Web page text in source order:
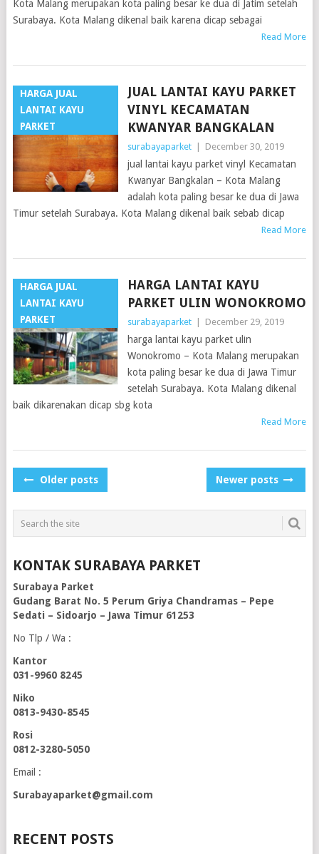
Kota Malang merupakan kota paling besar ke dua di Jatim setelah
Surabaya. Kota Malang dikenal baik karena dicap sebagai
Read More
HARGA JUAL
LANTAI KAYU
PARKET
JUAL LANTAI KAYU PARKET
VINYL KECAMATAN
KWANYAR BANGKALAN
surabayaparket December 30, 2019
jual lantai kayu parket vinyl Kecamatan
Kwanyar Bangkalan – Kota Malang
adalah kota paling besar ke dua di Jawa
Timur setelah Surabaya. Kota Malang dikenal baik sebab dicap
Read More
HARGA JUAL
LANTAI KAYU
PARKET
HARGA LANTAI KAYU
PARKET ULIN WONOKROMO
surabayaparket December 29, 2019
harga lantai kayu parket ulin
Wonokromo – Kota Malang merupakan
kota paling besar ke dua di Jawa Timur
setelah Surabaya. Kota Malang dikenal
baik dikarenakan dicap sbg kota
Read More
POSTS
Older posts Newer posts
KONTAK SURABAYA PARKET
Surabaya Parket
Gudang Barat No. 5 Perum Griya Chandramas – Pepe
Sedati – Sidoarjo – Jawa Timur 61253
No Tlp / Wa :
Kantor
031-9960 8245
Niko
0813-9430-8545
Rosi
0812-3280-5050
Email :
Surabayaparket@gmail.com
RECENT POSTS